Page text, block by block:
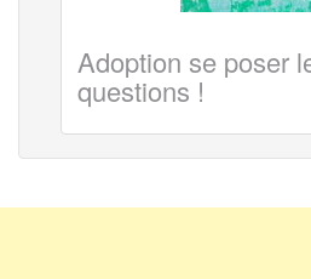
Adoption se poser
questions !